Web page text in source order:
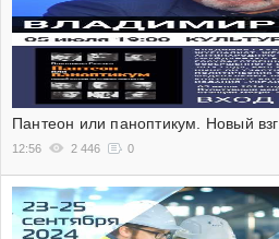
Пантеон или паноптикум. Новый
12:56 2 446 0